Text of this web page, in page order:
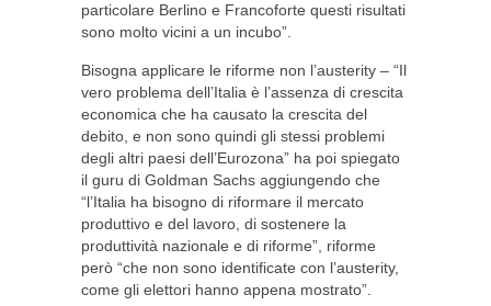
particolare Berlino e Francoforte questi risultati
sono molto vicini a un incubo”.
Bisogna applicare le riforme non l’austerity – “Il
vero problema dell’Italia è l’assenza di crescita
economica che ha causato la crescita del
debito, e non sono quindi gli stessi problemi
degli altri paesi dell’Eurozona” ha poi spiegato
il guru di Goldman Sachs aggiungendo che
“l’Italia ha bisogno di riformare il mercato
produttivo e del lavoro, di sostenere la
produttività nazionale e di riforme”, riforme
però “che non sono identificate con l’austerity,
come gli elettori hanno appena mostrato”.